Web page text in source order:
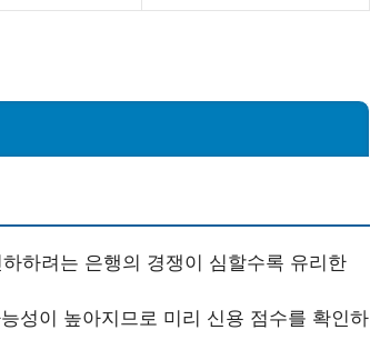
하려는 은행의 경쟁이 심할수록 유리한
성이 높아지므로 미리 신용 점수를 확인하